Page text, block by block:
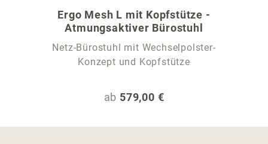
Ergo Mesh L mit Kopfstütze -
Atmungsaktiver Bürostuhl
Netz-Bürostuhl mit Wechselpolster-
Konzept und Kopfstütze
Regulärer Preis:
ab 579,00 €